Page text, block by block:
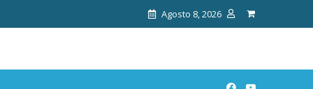
Agosto 8, 2026